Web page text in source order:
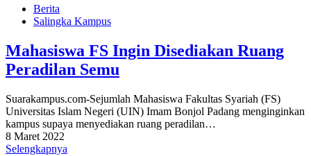
Berita
Salingka Kampus
Mahasiswa FS Ingin Disediakan Ruang
Peradilan Semu
Suarakampus.com-Sejumlah Mahasiswa Fakultas Syariah (FS)
Universitas Islam Negeri (UIN) Imam Bonjol Padang menginginkan
kampus supaya menyediakan ruang peradilan…
8 Maret 2022
Selengkapnya